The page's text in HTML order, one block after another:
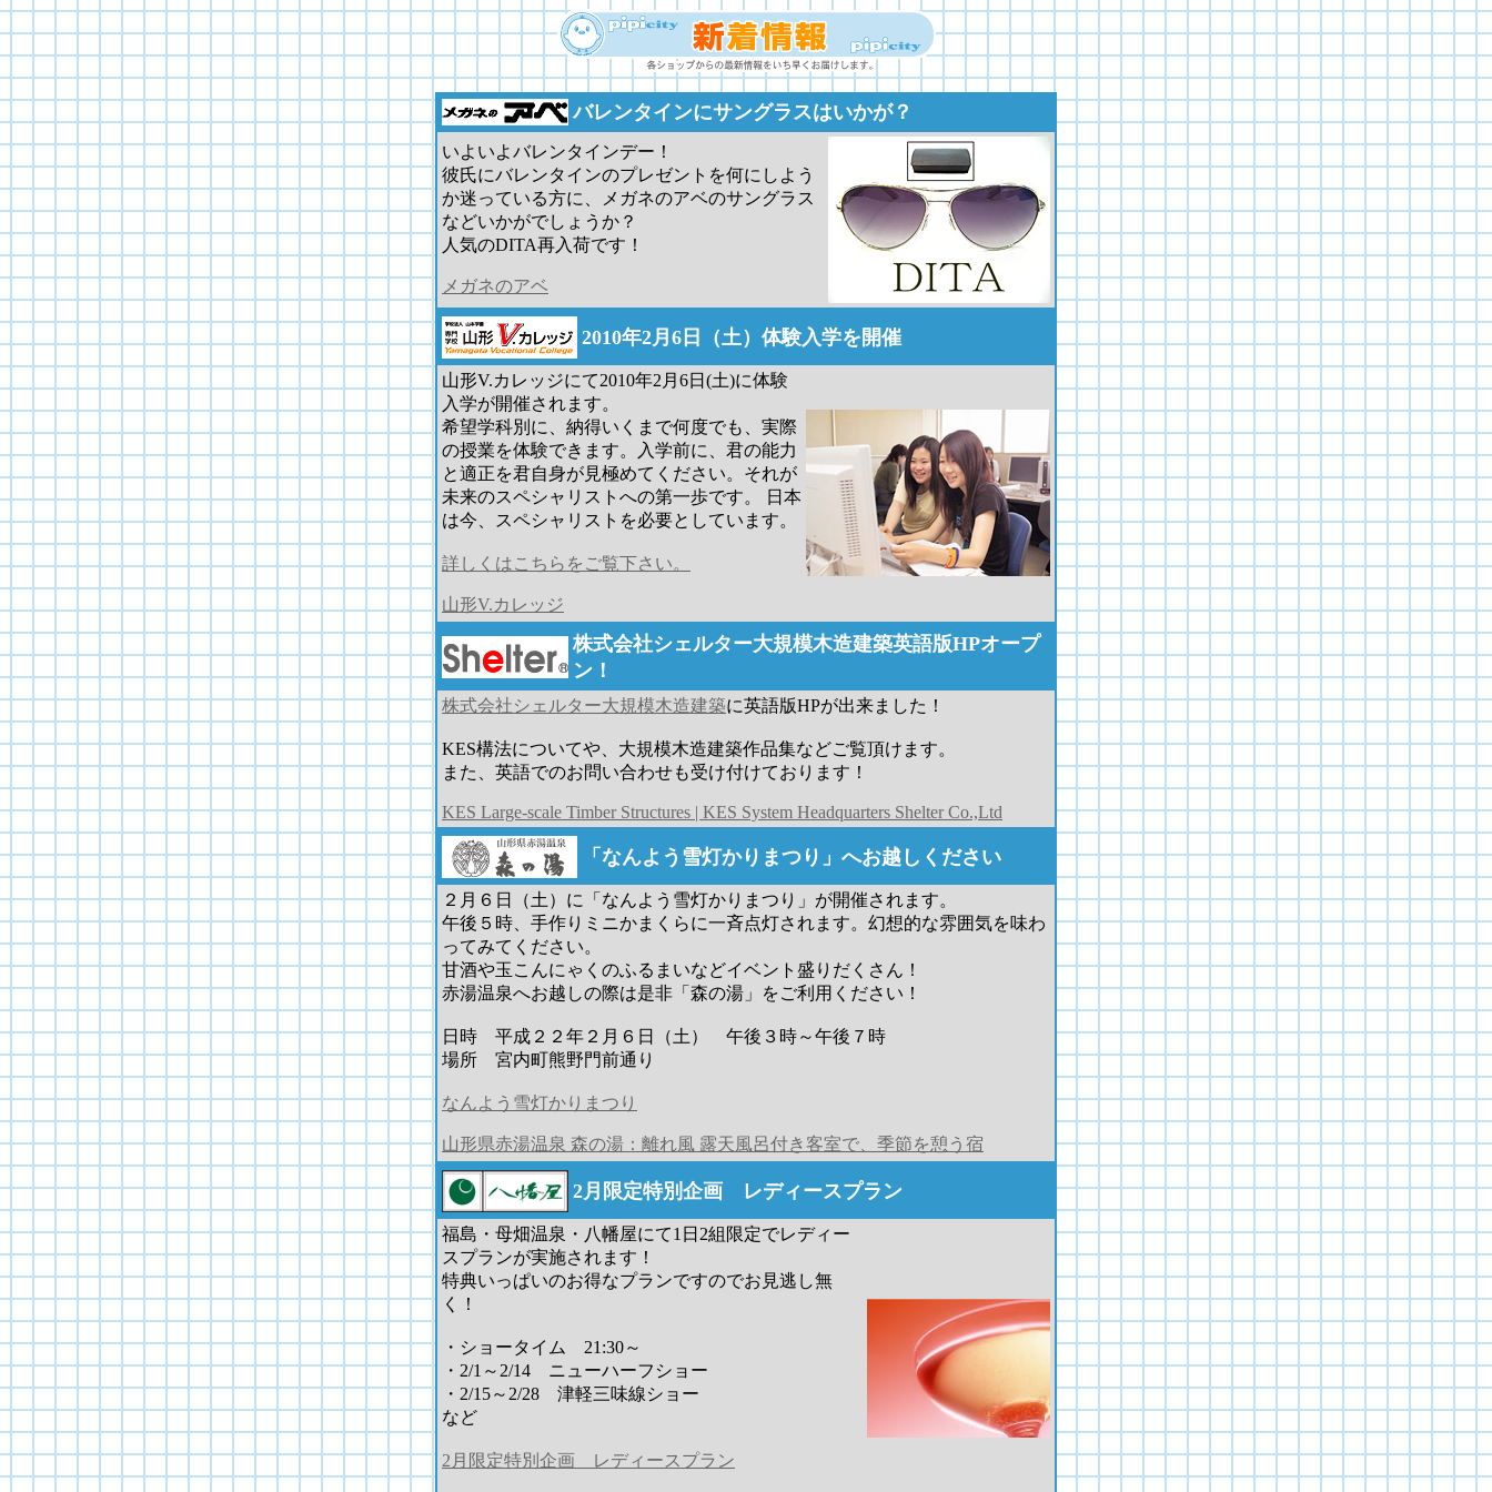
バレンタインにサングラスはいかが？
いよいよバレンタインデー！
彼氏にバレンタインのプレゼントを何にしよう
か迷っている方に、メガネのアベのサングラス
などいかがでしょうか？
人気のDITA再入荷です！
メガネのアベ
2010年2月6日（土）体験入学を開催
山形V.カレッジにて2010年2月6日(土)に体験
入学が開催されます。
希望学科別に、納得いくまで何度でも、実際
の授業を体験できます。入学前に、君の能力
と適正を君自身が見極めてください。それが
未来のスペシャリストへの第一歩です。 日本
は今、スペシャリストを必要としています。
詳しくはこちらをご覧下さい。
山形V.カレッジ
株式会社シェルター大規模木造建築英語版HPオープ
ン！
株式会社シェルター大規模木造建築に英語版HPが出来ました！
KES構法についてや、大規模木造建築作品集などご覧頂けます。
また、英語でのお問い合わせも受け付けております！
KES Large-scale Timber Structures | KES System Headquarters Shelter Co.,Ltd
「なんよう雪灯かりまつり」へお越しください
２月６日（土）に「なんよう雪灯かりまつり」が開催されます。
午後５時、手作りミニかまくらに一斉点灯されます。幻想的な雰囲気を味わ
ってみてください。
甘酒や玉こんにゃくのふるまいなどイベント盛りだくさん！
赤湯温泉へお越しの際は是非「森の湯」をご利用ください！
日時 平成２２年２月６日（土） 午後３時～午後７時
場所 宮内町熊野門前通り
なんよう雪灯かりまつり
山形県赤湯温泉 森の湯：離れ風 露天風呂付き客室で、季節を憩う宿
2月限定特別企画 レディースプラン
福島・母畑温泉・八幡屋にて1日2組限定でレディー
スプランが実施されます！
特典いっぱいのお得なプランですのでお見逃し無
く！
・ショータイム 21:30～
・2/1～2/14 ニューハーフショー
・2/15～2/28 津軽三味線ショー
など
2月限定特別企画 レディースプラン